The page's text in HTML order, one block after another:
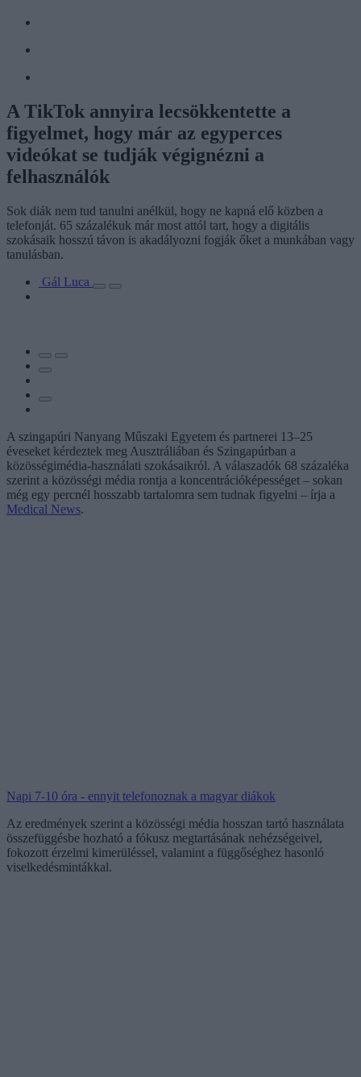
A TikTok annyira lecsökkentette a
figyelmet, hogy már az egyperces
videókat se tudják végignézni a
felhasználók
Sok diák nem tud tanulni anélkül, hogy ne kapná elő közben a
telefonját. 65 százalékuk már most attól tart, hogy a digitális
szokásaik hosszú távon is akadályozni fogják őket a munkában vagy
tanulásban.
Gál Luca
A szingapúri Nanyang Műszaki Egyetem és partnerei 13–25
éveseket kérdeztek meg Ausztráliában és Szingapúrban a
közösségimédia-használati szokásaikról. A válaszadók 68 százaléka
szerint a közösségi média rontja a koncentrációképességet – sokan
még egy percnél hosszabb tartalomra sem tudnak figyelni – írja a
Medical News.
Napi 7-10 óra - ennyit telefonoznak a magyar diákok
Az eredmények szerint a közösségi média hosszan tartó használata
összefüggésbe hozható a fókusz megtartásának nehézségeivel,
fokozott érzelmi kimerüléssel, valamint a függőséghez hasonló
viselkedésmintákkal.